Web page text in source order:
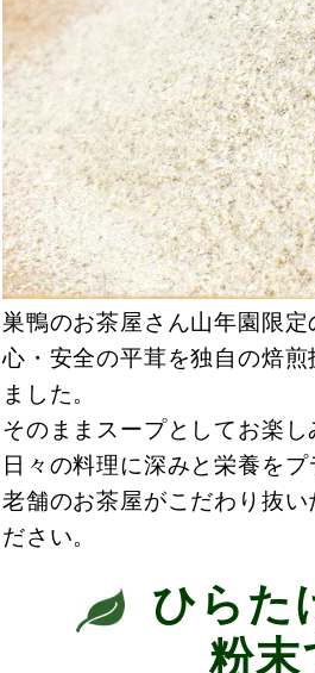
巣鴨のお茶屋さん山年園限
心・安全の平茸を独自の焙
ました。
そのままスープとしてお楽
日々の料理に深みと栄養をプ
老舗のお茶屋がこだわり抜
ださい。
ひらた
粉末